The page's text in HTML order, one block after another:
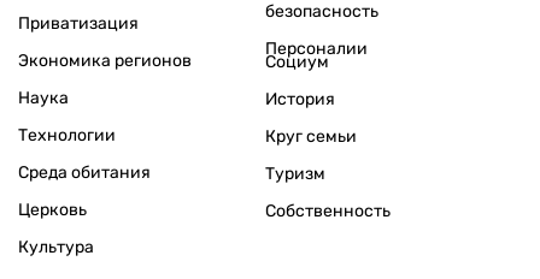
Приватизация
Экономика регионов
безопасность
Персоналии
Наука
Технологии
Среда обитания
Церковь
Культура
Социум
История
Круг семьи
Туризм
Собственность